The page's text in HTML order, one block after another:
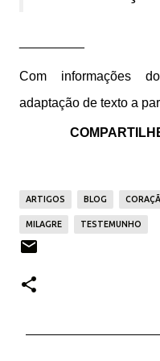
Com informações
adaptação de texto a
ARTIGOS BLOG
MILAGRE TESTEMUNHO